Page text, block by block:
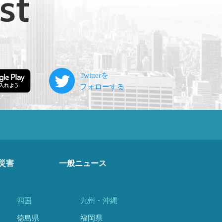
害 一般ニュース
四国
徳島県
九州・沖縄
福岡県